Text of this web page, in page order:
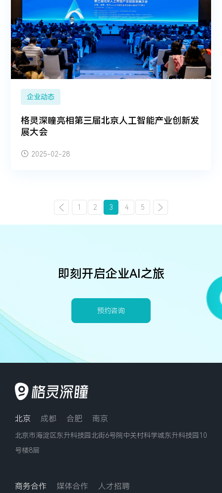
企业动态
格灵深瞳亮相第三届北京人工智能产业创新发
展大会
2025-02-28
1 2 3 4 5
即刻开启企业AI之旅
预约咨询
北京 成都 合肥 南京
北京市海淀区东升科技园北街6号院中关村科学城东升科技园10
号楼8层
商务合作 媒体合作 人才招聘